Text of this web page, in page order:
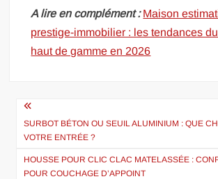
A lire en complément : Maison
prestige-immobilier : les tendances
haut de gamme en 2026
Navigation
de
l’article
SURBOT BÉTON OU SEUIL ALUMINIUM : QUE
VOTRE ENTRÉE ?
HOUSSE POUR CLIC CLAC MATELASSÉE :
POUR COUCHAGE D’APPOINT